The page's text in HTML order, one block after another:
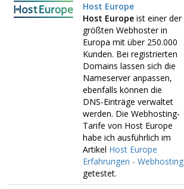
Host Europe
Host Europe ist einer der
größten Webhoster in
Europa mit über 250.000
Kunden. Bei registrierten
Domains lassen sich die
Nameserver anpassen,
ebenfalls können die
DNS-Einträge verwaltet
werden. Die Webhosting-
Tarife von Host Europe
habe ich ausführlich im
Artikel Host Europe
Erfahrungen - Webhosting
getestet.